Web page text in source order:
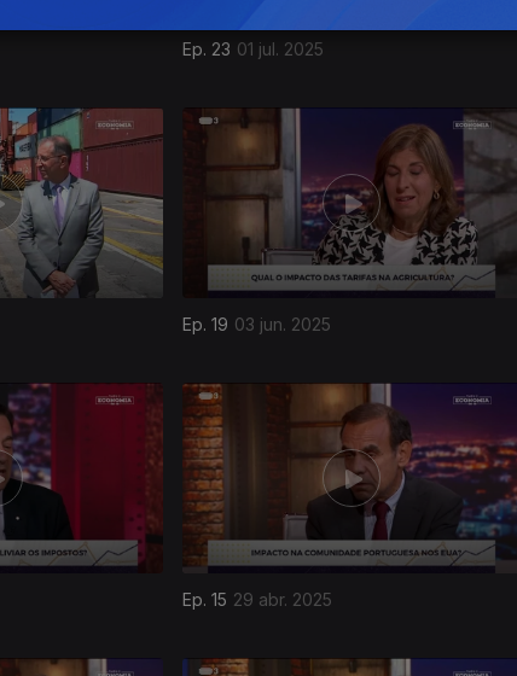
Ep. 23 01 jul. 2025
Ep. 19 03 jun. 2025
Ep. 15 29 abr. 2025